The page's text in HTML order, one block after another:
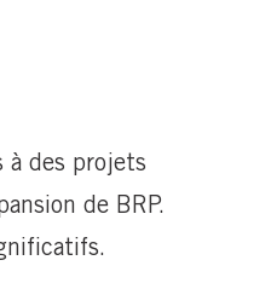
à des projets
de BRP.